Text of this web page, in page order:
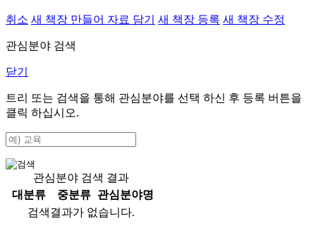
취소 새 책장 만들어 자료 담기 새 책장 등록 새 책장 수정
관심분야 검색
닫기
트리 또는 검색을 통해 관심분야를 선택 하신 후 등록 버튼을
클릭 하십시오.
관심분야 검색 결과
대분류
중분류
관심분야명
검색결과가 없습니다.